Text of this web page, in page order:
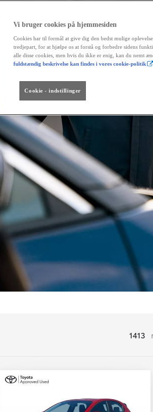
1413
Vi bruger cookies på hjemmesiden
Cookies har til formål at give dig den bedst mulige
tredjepart, for at hjælpe os at forstå og forbedre sidens
alle disse cookies, men hvis du ikke er enig, kan du nemt
fuldstændig beskrivelse kan findes i vores cookie-politik
Cookie - indstillinger